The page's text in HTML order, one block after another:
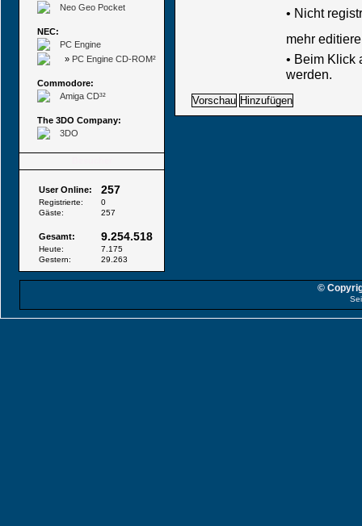
Neo Geo Pocket
NEC:
PC Engine
» PC Engine CD-ROM²
Commodore:
Amiga CD³²
The 3DO Company:
3DO
User Online: 257
Registrierte:
0
Gäste:
257
Gesamt: 9.254.518
Heute:
7.175
Gestern:
29.263
• Nicht
mehr
• Beim Klick
werden.
©